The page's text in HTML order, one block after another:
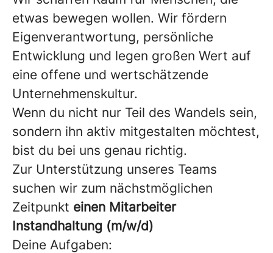
etwas bewegen wollen. Wir fördern
Eigenverantwortung, persönliche
Entwicklung und legen großen Wert auf
eine offene und wertschätzende
Unternehmenskultur.
Wenn du nicht nur Teil des Wandels sein,
sondern ihn aktiv mitgestalten möchtest,
bist du bei uns genau richtig.
Zur Unterstützung unseres Teams
suchen wir zum nächstmöglichen
Zeitpunkt einen Mitarbeiter
Instandhaltung (m/w/d)
Deine Aufgaben: